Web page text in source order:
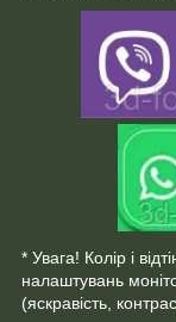
* Увага! Колір і
налаштувань
(яскравість,